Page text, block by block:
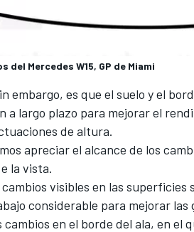
del Mercedes W15, GP de Miami
embargo, es que el suelo y el
a largo plazo para mejorar el
de altura.
apreciar el alcance de los
la vista.
visibles en las superficies
considerable para mejorar las
cambios en el borde del ala, en el